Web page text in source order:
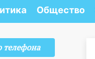
Общество
телефона